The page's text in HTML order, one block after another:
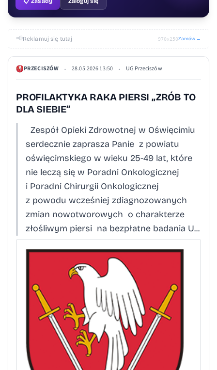
📢Reklamuj się tutaj 970×250Zamów →
PRZECISZÓW • 28.05.2026 13:50 • UG Przeciszów
PROFILAKTYKA RAKA PIERSI „ZRÓB TO
DLA SIEBIE”
Zespół Opieki Zdrowotnej w Oświęcimiu
serdecznie zaprasza Panie z powiatu
oświęcimskiego w wieku 25-49 lat, które
nie leczą się w Poradni Onkologicznej
i Poradni Chirurgii Onkologicznej
z powodu wcześniej zdiagnozowanych
zmian nowotworowych o charakterze
złośliwym piersi na bezpłatne badania U...